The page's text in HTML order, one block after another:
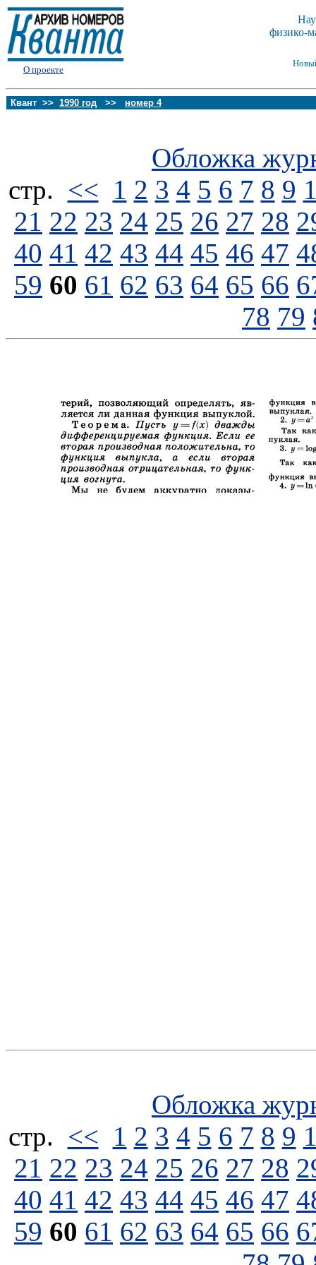
О проекте
физико-
Квант >> 1990 год >> номер 4
Обложка
стp. << 1 2 3 4 5 6 7 8 9
21 22 23 24 25 26 27 28
40 41 42 43 44 45 46 47
59 60 61 62 63 64 65 66
78 79
Обложка
стp. << 1 2 3 4 5 6 7 8 9
21 22 23 24 25 26 27 28
40 41 42 43 44 45 46 47
59 60 61 62 63 64 65 66